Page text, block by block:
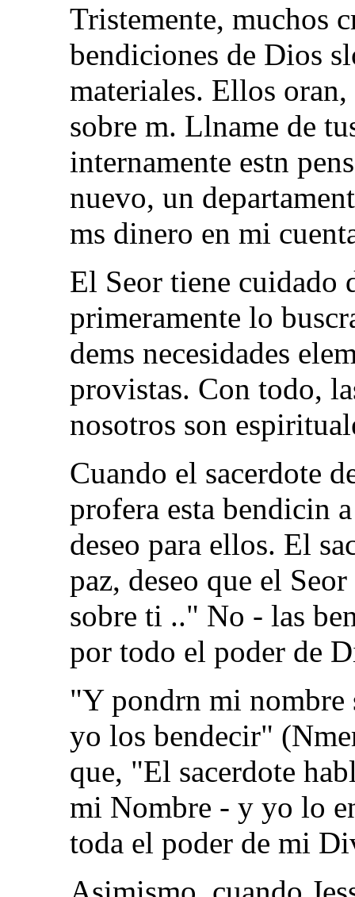
Tristemente, muchos
bendiciones de Dios
materiales. Ellos
sobre m. Llname de
internamente estn
nuevo, un
ms dinero en mi
El Seor tiene cuidado
primeramente lo
dems necesidades
provistas. Con todo,
nosotros son
Cuando el sacerdote
profera esta bendicin
deseo para ellos. El
paz, deseo que el
sobre ti .." No - las
por todo el poder de
"Y pondrn mi nombre
yo los bendecir"
que, "El sacerdote
mi Nombre - y yo lo
toda el poder de mi